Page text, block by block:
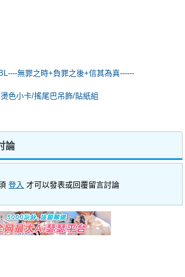
無罪之時+負罪之後+信其為真------
色小卡/搖尾巴吊飾/貼紙組
論
登入 才可以發表或回覆留言討論